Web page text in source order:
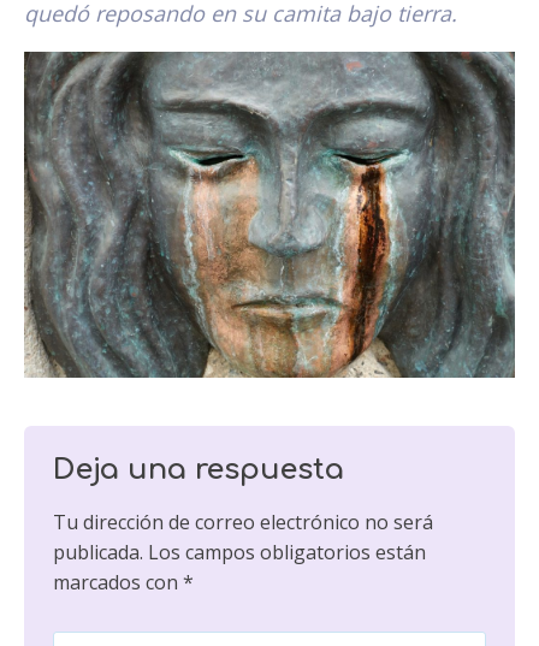
quedó reposando en su camita bajo tierra.
Deja una respuesta
Tu dirección de correo electrónico no será
publicada. Los campos obligatorios están
marcados con *